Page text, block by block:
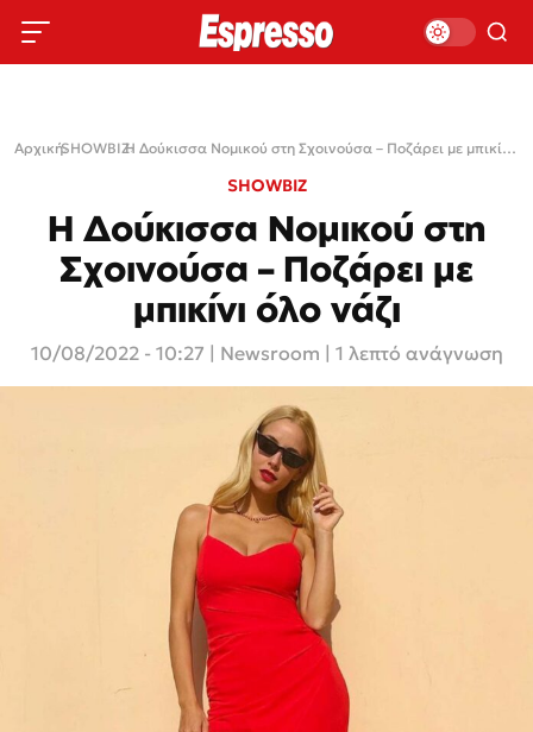
Αρχική›
SHOWBIZ› Η Δούκισσα Νομικού στη Σχοινούσα – Ποζάρει με μπικίνι όλο νάζι
SHOWBIZ
Η Δούκισσα Νομικού στη
Σχοινούσα – Ποζάρει με
μπικίνι όλο νάζι
10/08/2022 - 10:27 Newsroom | 1 λεπτό ανάγνωση